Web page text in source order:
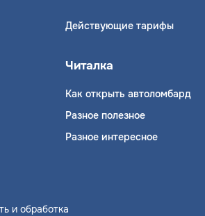
и обработка
Действующие тарифы
Читалка
Как открыть автоломбард
Разное полезное
Разное интересное